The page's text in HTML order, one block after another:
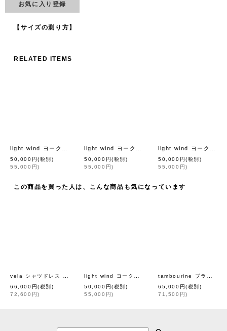
お気に入り登録
【サイズの測り方】
RELATED ITEMS
light wind ヨークギャザーブラウス (AES1428:LPK) [mina perhonen
50,000 円(税別)
55,000 円)
light wind ヨークギャザーブラウス (AES1428:WH)
50,000 円(税別)
55,000 円)
light wind ヨークギャザーブラウス (AES1428:GR)
50,000 円(税別)
55,000 円)
この商品を買った人は、こんな商品も気になっています
vela シャツドレス (AES3207L:BK) mina perhonen]
66,000 円(税別)
72,600 円)
light wind ヨークギャザーブラウス (AES1428:LPK)
50,000 円(税別)
55,000 円)
tambourine ブラウス (AES1435:WH)
65,000 円(税別)
71,500 円)